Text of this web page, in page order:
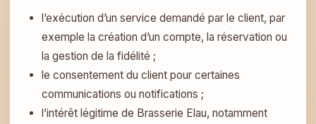
l’exécution d’un service demandé par le client, par
exemple la création d’un compte, la réservation ou
la gestion de la fidélité ;
le consentement du client pour certaines
communications ou notifications ;
l’intérêt légitime de Brasserie Elau, notamment